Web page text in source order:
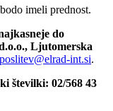
imeli prednost.
do
Ljutomerska
int.si.
številki: 02/568 43